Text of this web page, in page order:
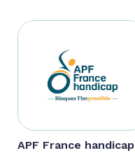
APF France handicap